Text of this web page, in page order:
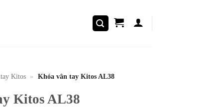
Kitos » Khóa vân tay Kitos AL38
Kitos AL38